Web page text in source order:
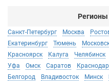
Регионы
Санкт-Петербург Москва
Екатеринбург
Тюмень
Красноярск
Калуга Челябинск
Уфа
Омск Саратов Краснодар
Белгород
Владивосток Минск